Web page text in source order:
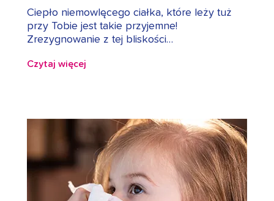
Ciepło niemowlęcego ciałka, które leży tuż
przy Tobie jest takie przyjemne!
Zrezygnowanie z tej bliskości…
Czytaj więcej